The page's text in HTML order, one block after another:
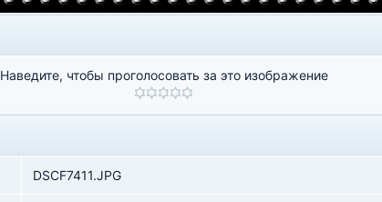
Наведите, чтобы проголосовать за это изображение
DSCF7411.JPG